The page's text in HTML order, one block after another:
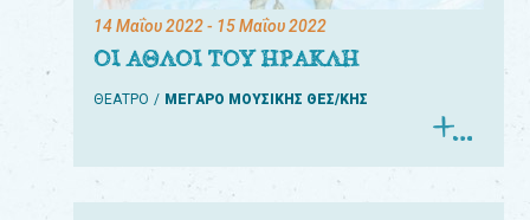
14 Μαΐου 2022- 15 Μαΐου 2022
ΟΙ ΑΘΛΟΙ ΤΟΥ ΗΡΑΚΛΗ
ΘΕΑΤΡΟ ΜΕΓΑΡΟ ΜΟΥΣΙΚΗΣ ΘΕΣ/ΚΗΣ